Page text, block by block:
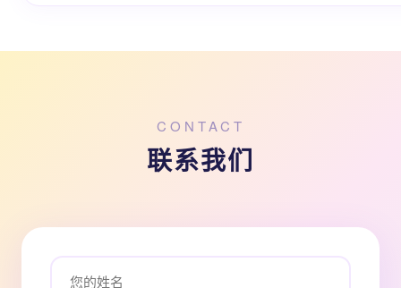
CONTACT
联系我们